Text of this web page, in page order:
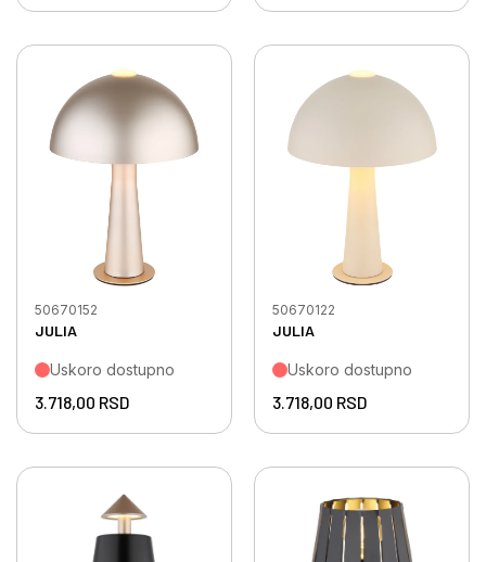
JULIA
50670152
Uskoro dostupno
3.718,00 RSD
JULIA
50670122
Uskoro dostupno
3.718,00 RSD